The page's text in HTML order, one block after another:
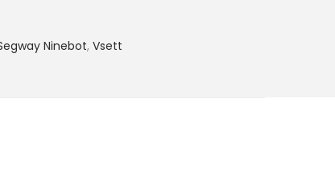
Ninebot, Vsett